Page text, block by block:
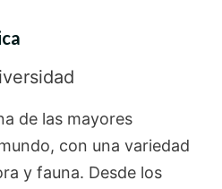
de las mayores
con una variedad
y fauna. Desde los